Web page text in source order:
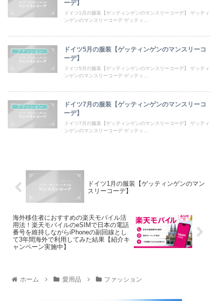
ーデ】
ドイツ1月の服装【ゲッティンゲンのマンスリーコーデ】 ゲッティ
ンゲンのマンスリーコーデ ゲッティ...
ファッション
ドイツ5月の服装【ゲッティンゲンのマンスリーコ
ーデ】
ドイツ5月の服装【ゲッティンゲンのマンスリーコーデ】 ゲッティ
ンゲンのマンスリーコーデ ゲッティ...
ファッション
ドイツ7月の服装【ゲッティンゲンのマンスリーコ
ーデ】
ドイツ7月の服装【ゲッティンゲンのマンスリーコーデ】 ゲッティ
ンゲンのマンスリーコーデ ゲッティ...
ドイツ1月の服装【ゲッティンゲンのマン
スリーコーデ】
海外移住者におすすめの楽天モバイル活
用法！楽天モバイルのeSIMで日本の電話
番号を維持しながらiPhoneの副回線とし
て3年間海外で利用してみた結果【紹介キ
ャンペーン実施中】
ホーム 愛用品 ファッション